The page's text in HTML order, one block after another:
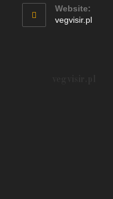
Website:
vegvisir.pl